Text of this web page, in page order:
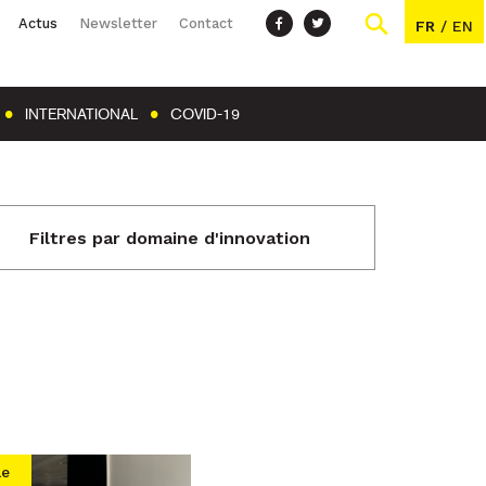
Actus Newsletter Contact FR / EN
INTERNATIONAL COVID-19
Filtres par domaine d'innovation